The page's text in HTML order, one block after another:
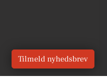
Tilmeld nyhedsbrev